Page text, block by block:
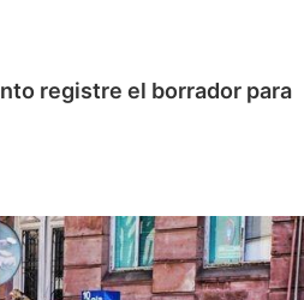
registre el borrador para